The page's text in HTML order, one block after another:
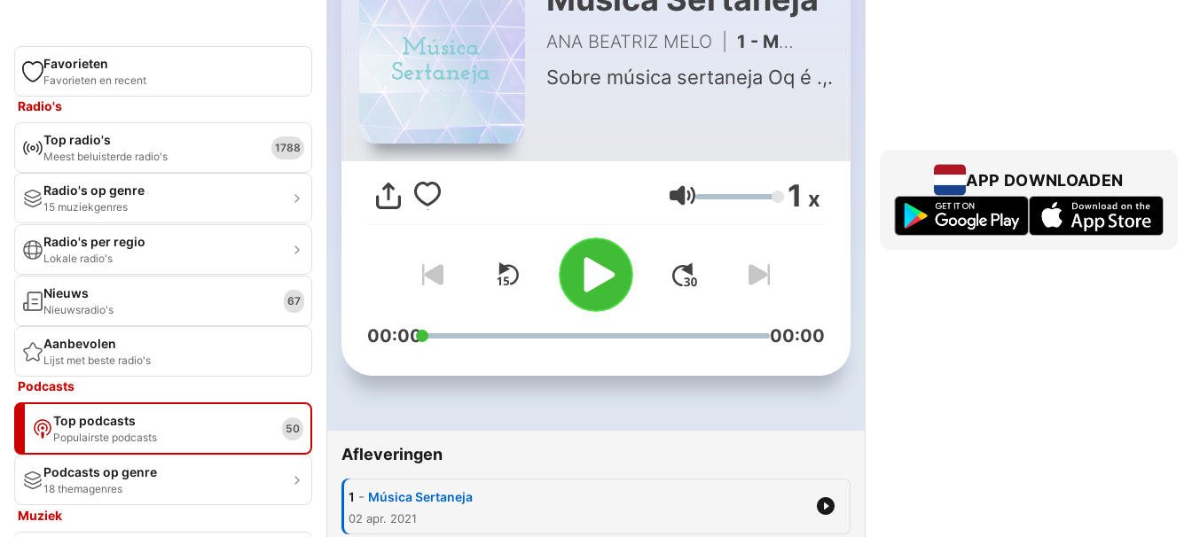
Favorieten
Favorieten en recent
Radio's
Top radio's
Meest beluisterde radio's
1788
Radio's op genre
15 muziekgenres
Radio's per regio
Lokale radio's
Nieuws
Nieuwsradio's
67
Aanbevolen
Lijst met beste radio's
Podcasts
Top podcasts
Populairste podcasts
50
Podcasts op genre
18 themagenres
Muziek
ANA BEATRIZ MELO 1 - Música Sertaneja
Sobre música sertaneja Oq é .,.
Volume 1 x
00:00 00:00
Afleveringen
1 - Música Sertaneja
02 apr. 2021
APP DOWNLOADEN